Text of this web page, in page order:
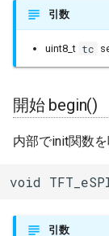
送信開始
色送信（16bit
送信完了
decodeUTF8()
UTF8デコード
引数
uint8_t tc
開始 begin()
内部でinit関数
void
引数